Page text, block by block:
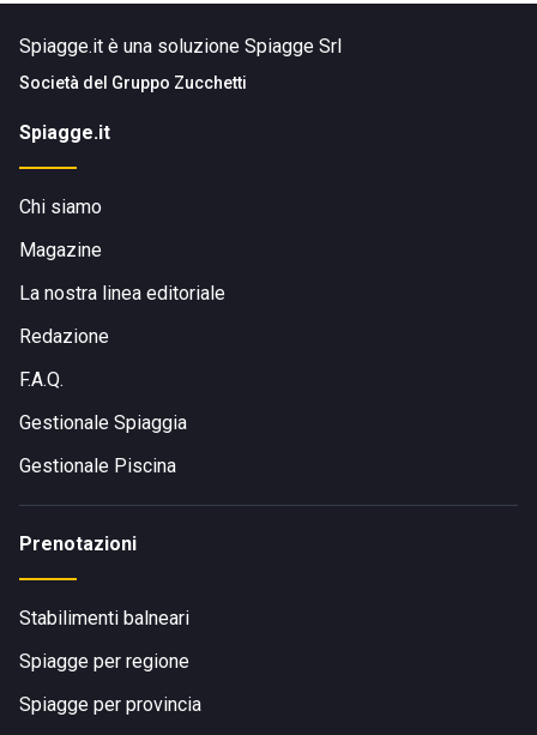
Spiagge.it è una soluzione Spiagge Srl
Società del Gruppo Zucchetti
Spiagge.it
Chi siamo
Magazine
La nostra linea editoriale
Redazione
F.A.Q.
Gestionale Spiaggia
Gestionale Piscina
Prenotazioni
Stabilimenti balneari
Spiagge per regione
Spiagge per provincia